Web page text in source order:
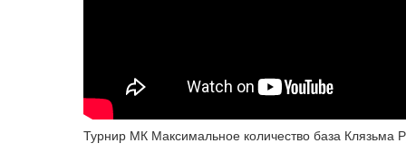
Турнир МК Максимальное количество база Клязьма